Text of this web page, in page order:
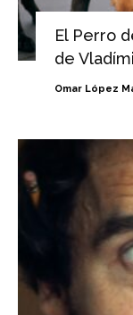
El Perro
de
Omar López